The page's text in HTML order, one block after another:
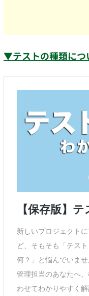
▼テストの種類に